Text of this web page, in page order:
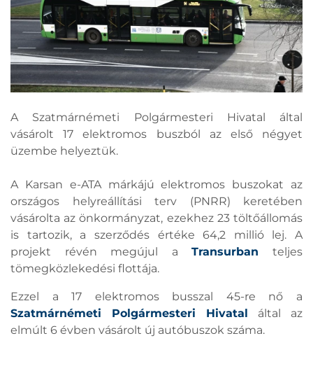
A Szatmárnémeti Polgármesteri Hivatal által
vásárolt 17 elektromos buszból az első négyet
üzembe helyeztük.
A Karsan e-ATA márkájú elektromos buszokat az
országos helyreállítási terv (PNRR) keretében
vásárolta az önkormányzat, ezekhez 23 töltőállomás
is tartozik, a szerződés értéke 64,2 millió lej. A
projekt révén megújul aTransurban teljes
tömegközlekedési flottája.
Ezzel a 17 elektromos busszal 45-re nő a
Szatmárnémeti Polgármesteri Hivatal
által az
elmúlt 6 évben vásárolt új autóbuszok száma.